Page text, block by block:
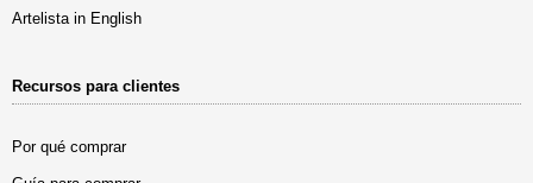
Artelista in English
Recursos para clientes
Por qué comprar